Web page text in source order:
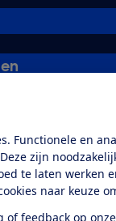
Functionele en
zijn
te laten werken
naar keuze
of feedback op
Alles over de